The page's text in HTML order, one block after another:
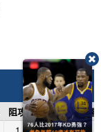
阻攻 投籃命中
投籃